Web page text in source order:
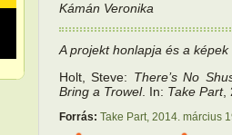
Kámán Veronika
A projekt honlapja és a
Holt, Steve: There’s No
Bring a Trowel. In: Take Part,
Forrás: Take Part, 2014. március